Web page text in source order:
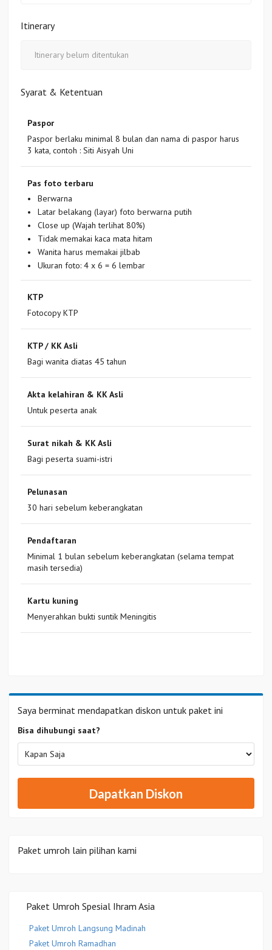
Itinerary
Itinerary belum ditentukan
Syarat & Ketentuan
Paspor
Paspor berlaku minimal 8 bulan dan nama di paspor harus
3 kata, contoh : Siti Aisyah Uni
Pas foto terbaru
Berwarna
Latar belakang (layar) foto berwarna putih
Close up (Wajah terlihat 80%)
Tidak memakai kaca mata hitam
Wanita harus memakai jilbab
Ukuran foto: 4 x 6 = 6 lembar
KTP
Fotocopy KTP
KTP / KK Asli
Bagi wanita diatas 45 tahun
Akta kelahiran & KK Asli
Untuk peserta anak
Surat nikah & KK Asli
Bagi peserta suami-istri
Pelunasan
30 hari sebelum keberangkatan
Pendaftaran
Minimal 1 bulan sebelum keberangkatan (selama tempat
masih tersedia)
Kartu kuning
Menyerahkan bukti suntik Meningitis
Saya berminat mendapatkan diskon untuk paket ini
Bisa dihubungi saat?
Dapatkan Diskon
Paket umroh lain pilihan kami
Paket Umroh Spesial Ihram Asia
Paket Umroh Langsung Madinah
Paket Umroh Ramadhan